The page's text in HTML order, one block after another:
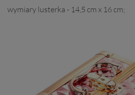
wymiary lusterka - 14,5 cm x 16 cm;